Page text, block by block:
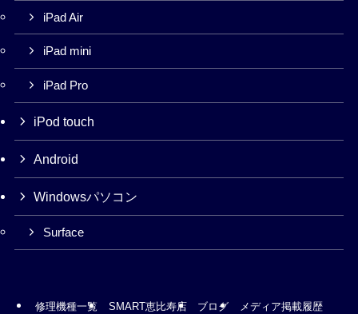
iPad Air
iPad mini
iPad Pro
iPod touch
Android
Windowsパソコン
Surface
修理機種一覧 SMART恵比寿店 ブログ
メディア掲載履歴